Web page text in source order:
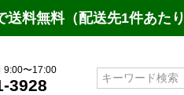
送料無料（配送先1件あた
9:00〜17:00
3928